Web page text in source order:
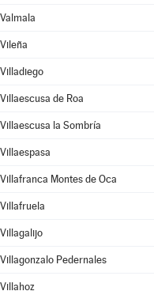
Valmala
Vileña
Villadiego
Villaescusa de Roa
Villaescusa la Sombría
Villaespasa
Villafranca Montes de Oca
Villafruela
Villagalijo
Villagonzalo Pedernales
Villahoz